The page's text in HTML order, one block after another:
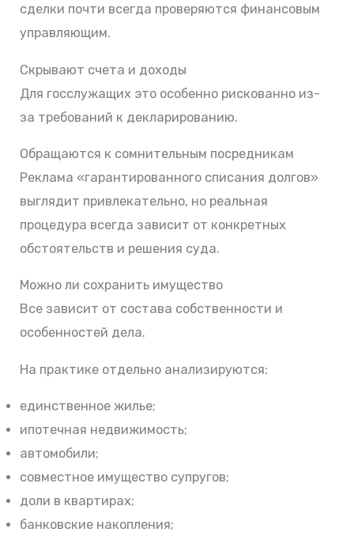
сделки почти всегда проверяются финансовым
управляющим.
Скрывают счета и доходы
Для госслужащих это особенно рискованно из-
за требований к декларированию.
Обращаются к сомнительным посредникам
Реклама «гарантированного списания долгов»
выглядит привлекательно, но реальная
процедура всегда зависит от конкретных
обстоятельств и решения суда.
Можно ли сохранить имущество
Все зависит от состава собственности и
особенностей дела.
На практике отдельно анализируются:
единственное жилье;
ипотечная недвижимость;
автомобили;
совместное имущество супругов;
доли в квартирах;
банковские накопления;